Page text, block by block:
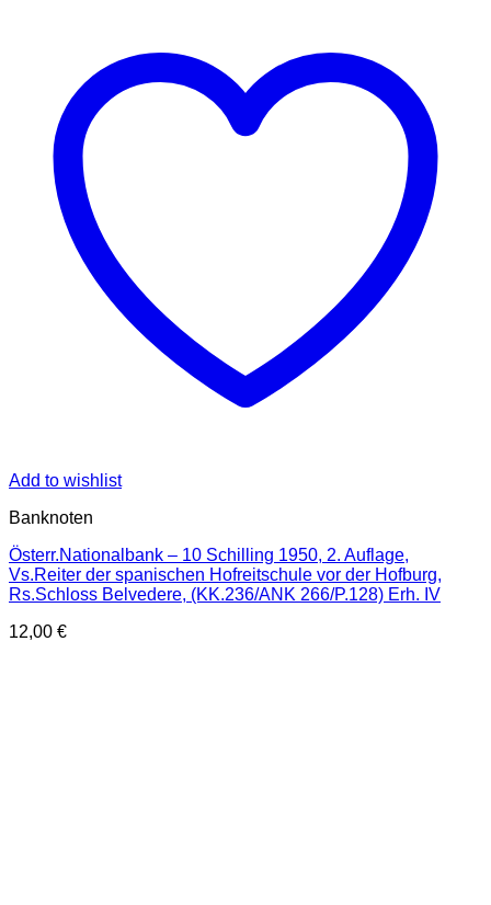
Add to wishlist
Banknoten
Österr.Nationalbank – 10 Schilling 1950, 2. Auflage,
Vs.Reiter der spanischen Hofreitschule vor der Hofburg,
Rs.Schloss Belvedere, (KK.236/ANK 266/P.128) Erh. IV
12,00 €